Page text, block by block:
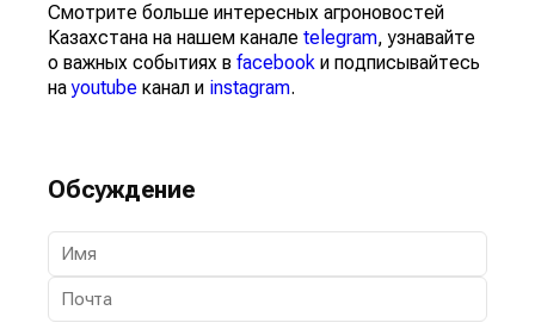
Смотрите больше интересных агроновостей
Казахстана на нашем канале telegram, узнавайте
о важных событиях в facebook и подписывайтесь
наyoutube канал и instagram.
Обсуждение